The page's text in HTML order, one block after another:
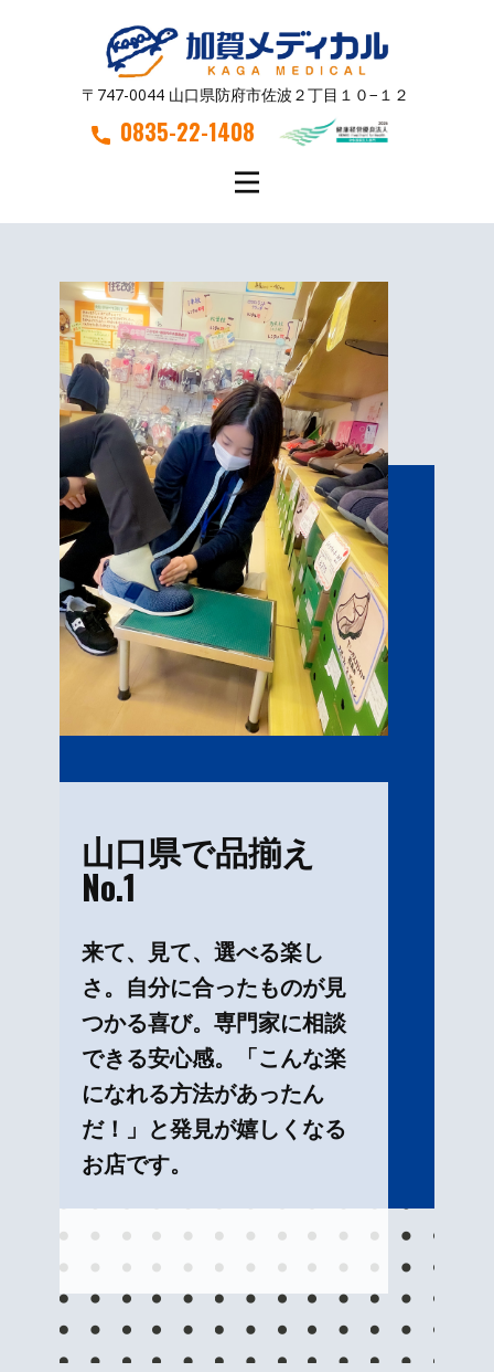
〒747-0044 山口県防府市佐波２丁目１０−１２
0835-22-1408
山口県で品揃え
No.1
来て、見て、選べる楽し
さ。自分に合ったものが見
つかる喜び。専門家に相談
できる安心感。「こんな楽
になれる方法があったん
だ！」と発見が嬉しくなる
お店です。